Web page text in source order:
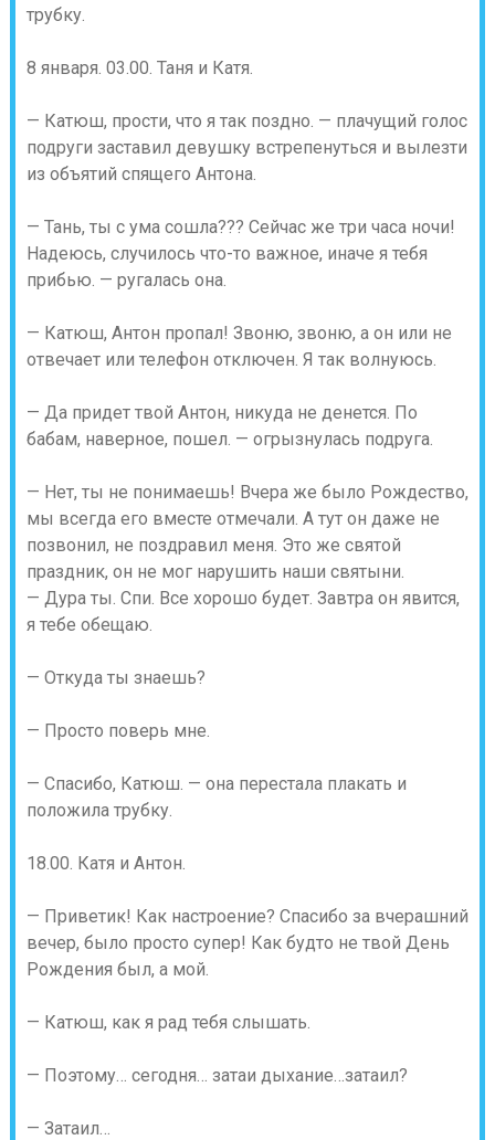
трубку.
8 января. 03.00. Таня и Катя.
— Катюш, прости, что я так поздно. — плачущий голос
подруги заставил девушку встрепенуться и вылезти
из объятий спящего Антона.
— Тань, ты с ума сошла??? Сейчас же три часа ночи!
Надеюсь, случилось что-то важное, иначе я тебя
прибью. — ругалась она.
— Катюш, Антон пропал! Звоню, звоню, а он или не
отвечает или телефон отключен. Я так волнуюсь.
— Да придет твой Антон, никуда не денется. По
бабам, наверное, пошел. — огрызнулась подруга.
— Нет, ты не понимаешь! Вчера же было Рождество,
мы всегда его вместе отмечали. А тут он даже не
позвонил, не поздравил меня. Это же святой
праздник, он не мог нарушить наши святыни.
— Дура ты. Спи. Все хорошо будет. Завтра он явится,
я тебе обещаю.
— Откуда ты знаешь?
— Просто поверь мне.
— Спасибо, Катюш. — она перестала плакать и
положила трубку.
18.00. Катя и Антон.
— Приветик! Как настроение? Спасибо за вчерашний
вечер, было просто супер! Как будто не твой День
Рождения был, а мой.
— Катюш, как я рад тебя слышать.
— Поэтому… сегодня… затаи дыхание…затаил?
— Затаил…